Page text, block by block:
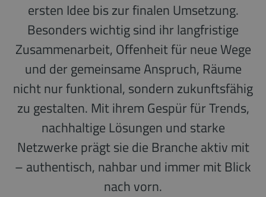
ersten Idee bis zur finalen Umsetzung.
Besonders wichtig sind ihr langfristige
Zusammenarbeit, Offenheit für neue Wege
und der gemeinsame Anspruch, Räume
nicht nur funktional, sondern zukunftsfähig
zu gestalten. Mit ihrem Gespür für Trends,
nachhaltige Lösungen und starke
Netzwerke prägt sie die Branche aktiv mit
– authentisch, nahbar und immer mit Blick
nach vorn.